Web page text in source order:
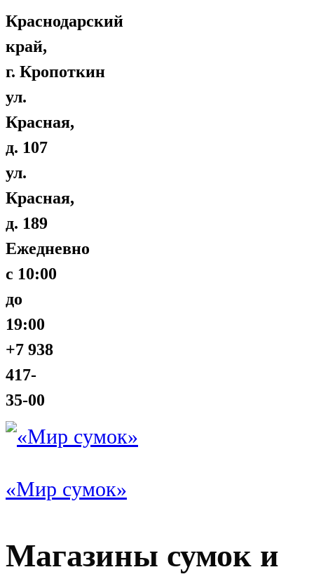
Краснодарский
край,
г. Кропоткин
ул.
Красная,
д. 107
ул.
Красная,
д. 189
Ежедневно
с 10:00
до
19:00
+7 938
417-
35-00
«Мир сумок»
Магазины сумок и